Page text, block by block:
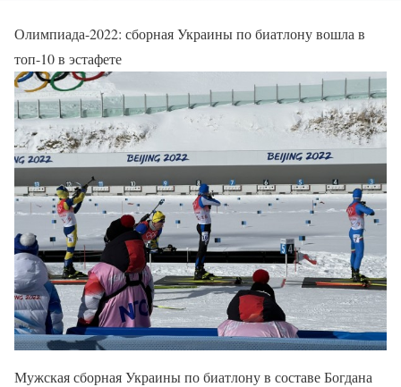
Олимпиада-2022: сборная Украины по биатлону вошла в
топ-10 в эстафете
Мужская сборная Украины по биатлону в составе Богдана